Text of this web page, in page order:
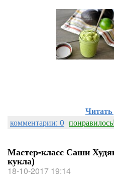
Читать
комментарии: 0 понравилось!
Мастер-класс Саши
кукла)
18-10-2017 19:14